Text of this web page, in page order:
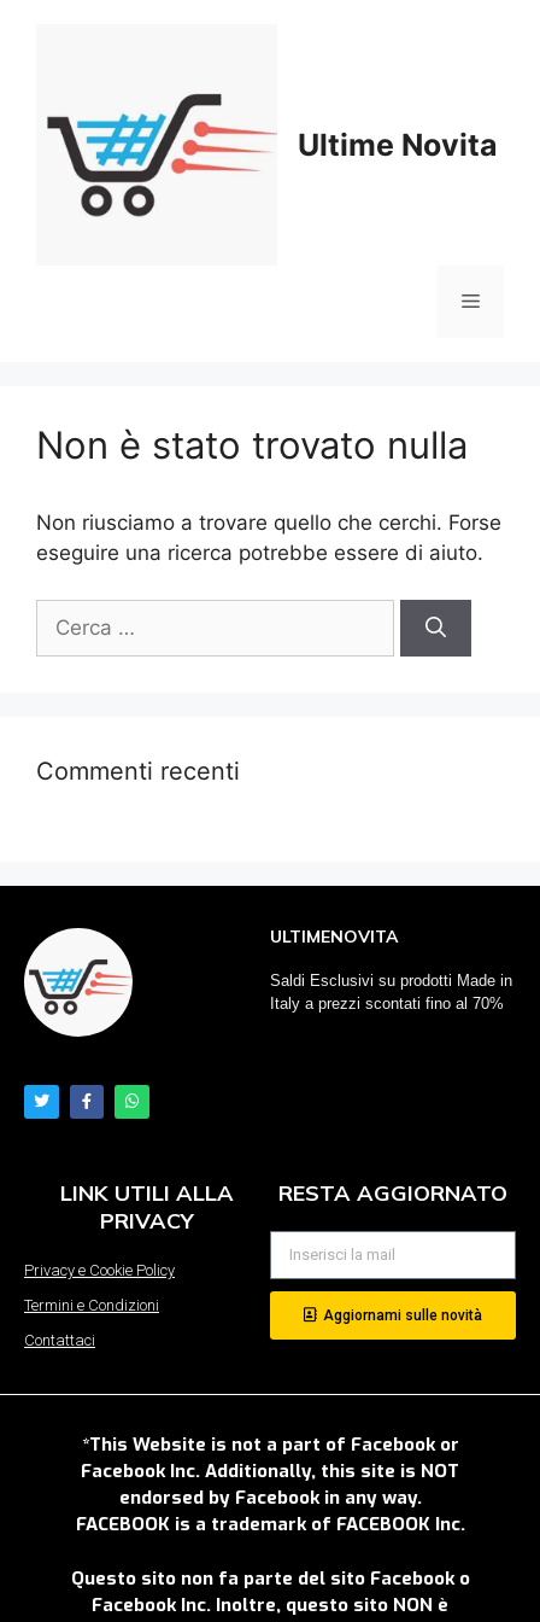
Ultime Novita
Non è stato trovato nulla
Non riusciamo a trovare quello che cerchi. Forse
eseguire una ricerca potrebbe essere di aiuto.
Commenti recenti
ULTIMENOVITA
Saldi Esclusivi su prodotti Made in
Italy a prezzi scontati fino al 70%
LINK UTILI ALLA
PRIVACY
Privacy e Cookie Policy
Termini e Condizioni
Contattaci
RESTA AGGIORNATO
Aggiornami sulle novità
*This Website is not a part of Facebook or
Facebook Inc. Additionally, this site is NOT
endorsed by Facebook in any way.
FACEBOOK is a trademark of FACEBOOK Inc.
Questo sito non fa parte del sito Facebook o
Facebook Inc. Inoltre, questo sito NON è